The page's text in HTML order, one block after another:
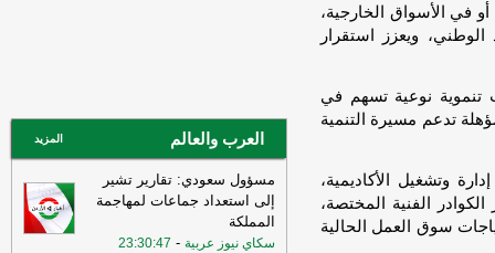
في الأسواق الخارجية،
الوطني، ويعزز استقرار
تنموية نوعية تسهم في
تدعم مسيرة التنمية
وتشغيل الأكاديمية،
الكوادر الفنية المختصة،
سوق العمل الحالية
العرب والعالم المزيد
مسؤول سعودي: تقارير تشير
إلى استعداد جماعات لمهاجمة
المملكة
سكاي نيوز عربية -
23:30:47